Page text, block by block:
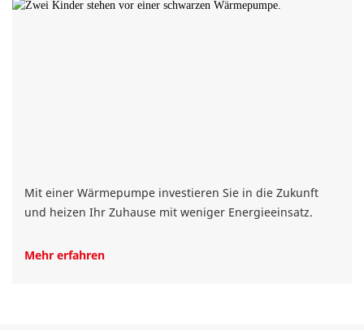
Mit einer Wärmepumpe investieren Sie in die Zukunft
und heizen Ihr Zuhause mit weniger Energieeinsatz.
Mehr erfahren